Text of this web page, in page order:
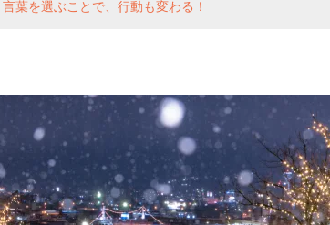
言葉を選ぶことで、行動も変わる！